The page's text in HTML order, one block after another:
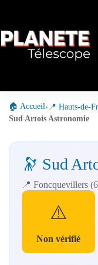
🏠 Accueil› 📍 Hauts-de-
Sud Artois Astronomie
🔭 Sud
📍 Foncquevillers
⚠️
Non vérifié